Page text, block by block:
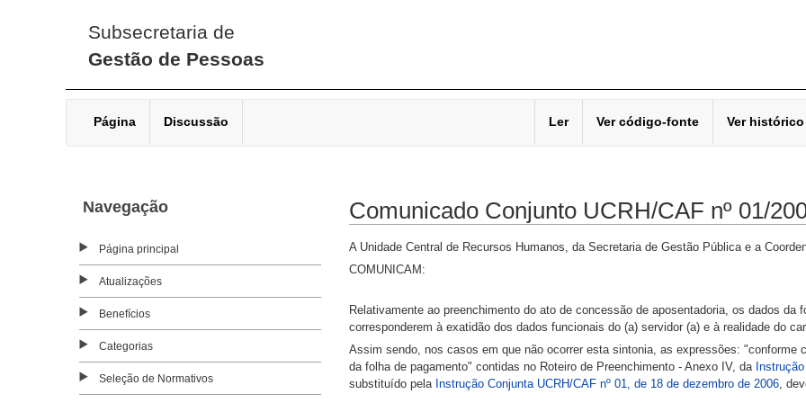
Subsecretaria de
Gestão de Pessoas
Página Discussão Ler Ver código-fonte Ver histórico
Navegação
Página principal
Atualizações
Benefícios
Categorias
Seleção de Normativos
Comunicado Conjunto UCRH/CAF nº 01/
A Unidade Central de Recursos Humanos, da Secretaria de Gestão Pública e a
COMUNICAM:
Relativamente ao preenchimento do ato de concessão de aposentadoria, os dados
corresponderem à exatidão dos dados funcionais do (a) servidor (a) e à realidade do
Assim sendo, nos casos em que não ocorrer esta sintonia, as expressões:
da folha de pagamento" contidas no Roteiro de Preenchimento - Anexo IV, da
substituído pela Instrução Conjunta UCRH/CAF nº 01, de 18 de dezembro de 2006,